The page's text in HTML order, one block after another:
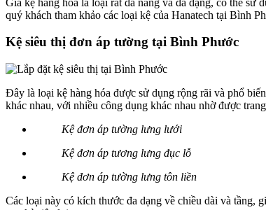
quý khách tham khảo các loại kệ của Hanatech tại Bình
Kệ siêu thị đơn áp tường tại Bình Phước
Đây là loại kệ hàng hóa được sử dụng rộng rãi và phổ
khác nhau, với nhiều công dụng khác nhau nhờ được
Kệ đơn áp tường lưng lưới
Kệ đơn áp tương lưng đục lỗ
Kệ đơn áp tường lưng tôn liền
Các loại này có kích thước đa dạng về chiều dài và tầng,